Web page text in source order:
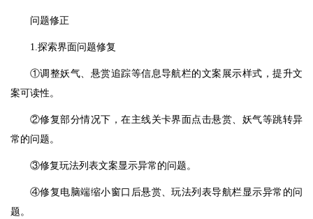
问题修正
1.探索界面问题修复
①调整妖气、悬赏追踪等信息导航栏的文案展示样式，提升文
案可读性。
②修复部分情况下，在主线关卡界面点击悬赏、妖气等跳转异
常的问题。
③修复玩法列表文案显示异常的问题。
④修复电脑端缩小窗口后悬赏、玩法列表导航栏显示异常的问
题。